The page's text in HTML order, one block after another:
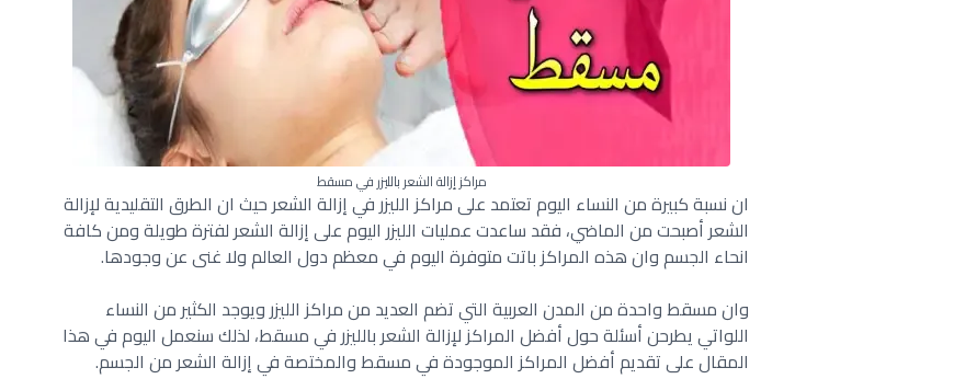
مراكز إزالة الشعر بالليزر في مسقط
ان نسبة كبيرة من النساء اليوم تعتمد على مراكز الليزر في إزالة الشعر حيث ان الطرق التقليدية لإزالة
الشعر أصبحت من الماضي، فقد ساعدت عمليات الليزر اليوم على إزالة الشعر لفترة طويلة ومن كافة
انحاء الجسم وان هذه المراكز باتت متوفرة اليوم في معظم دول العالم ولا غنى عن وجودها.
وان مسقط واحدة من المدن العربية التي تضم العديد من مراكز الليزر ويوجد الكثير من النساء
اللواتي يطرحن أسئلة حول أفضل المراكز لإزالة الشعر بالليزر في مسقط، لذلك سنعمل اليوم في هذا
المقال على تقديم أفضل المراكز الموجودة في مسقط والمختصة في إزالة الشعر من الجسم.